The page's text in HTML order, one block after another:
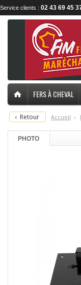
Service clients : 02 43 69 45
FERS À CHEVAL
‹ Retour Accueil ›
PHOTO